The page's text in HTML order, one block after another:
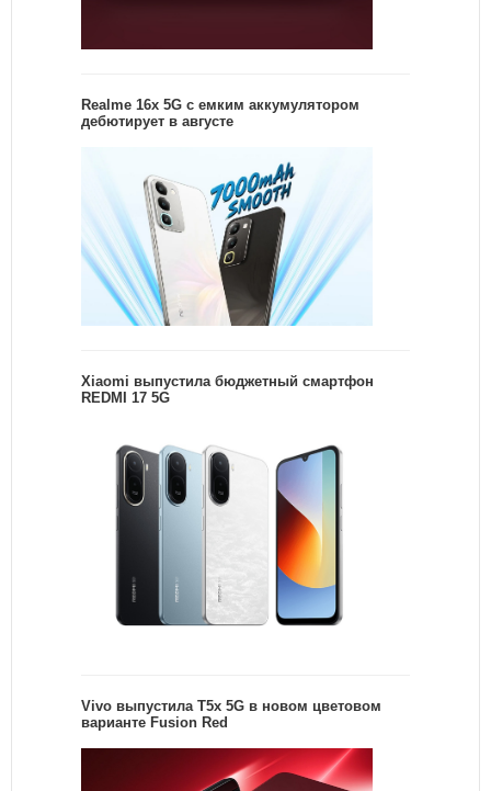
Realme 16x 5G с емким аккумулятором
дебютирует в августе
Xiaomi выпустила бюджетный смартфон
REDMI 17 5G
Vivo выпустила T5x 5G в новом цветовом
варианте Fusion Red